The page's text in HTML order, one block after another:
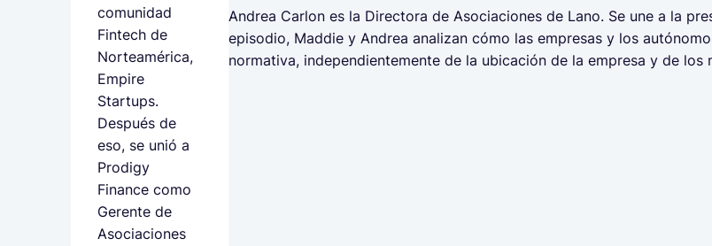
comunidad
Fintech de
Norteamérica,
Empire
Startups.
Después de
eso, se unió a
Prodigy
Finance como
Gerente de
Asociaciones
Andrea Carlon es la Directora de Asociaciones de Lano. Se une a la
episodio, Maddie y Andrea analizan cómo las empresas y los
normativa, independientemente de la ubicación de la empresa y de los